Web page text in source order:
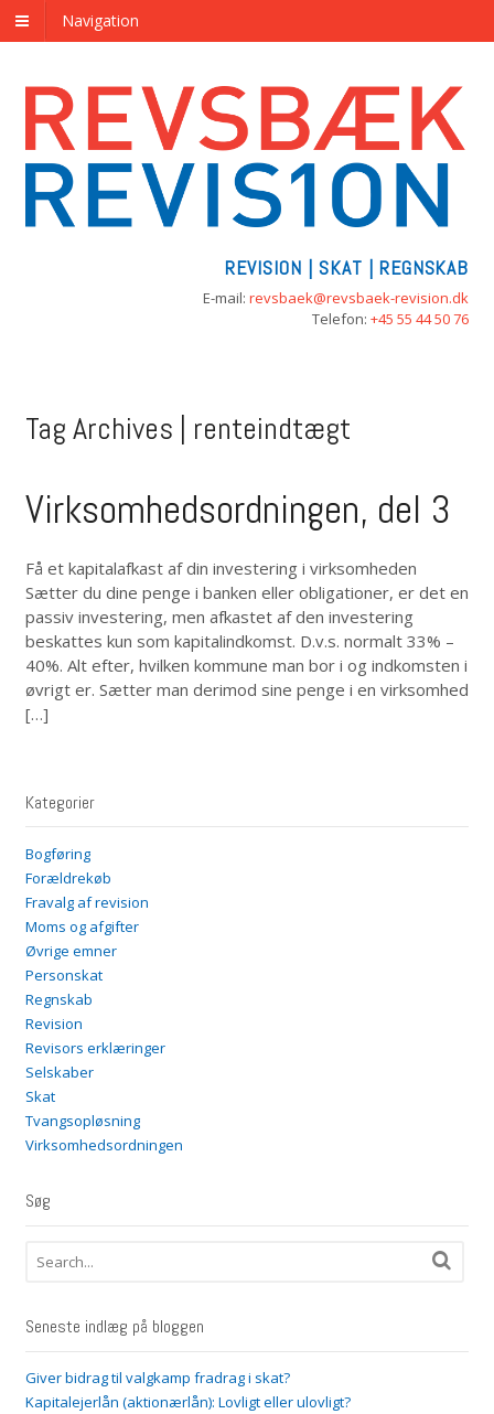
Navigation
REVISION | SKAT | REGNSKAB
E-mail:revsbaek@revsbaek-revision.dk
Telefon:+45 55 44 50 76
Tag Archives | renteindtægt
Virksomhedsordningen, del 3
Få et kapitalafkast af din investering i virksomheden
Sætter du dine penge i banken eller obligationer, er det en
passiv investering, men afkastet af den investering
beskattes kun som kapitalindkomst. D.v.s. normalt 33% –
40%. Alt efter, hvilken kommune man bor i og indkomsten i
øvrigt er. Sætter man derimod sine penge i en virksomhed
[…]
Kategorier
Bogføring
Forældrekøb
Fravalg af revision
Moms og afgifter
Øvrige emner
Personskat
Regnskab
Revision
Revisors erklæringer
Selskaber
Skat
Tvangsopløsning
Virksomhedsordningen
Søg
Seneste indlæg på bloggen
Giver bidrag til valgkamp fradrag i skat?
Kapitalejerlån (aktionærlån): Lovligt eller ulovligt?